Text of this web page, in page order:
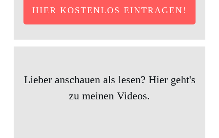
HIER KOSTENLOS EINTRAGEN!
Lieber anschauen als lesen? Hier geht's
zu meinen Videos.